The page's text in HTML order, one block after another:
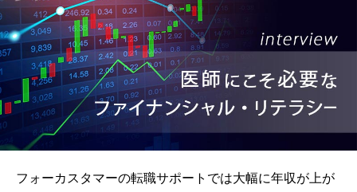
フォーカスタマーの転職サポートでは大幅に年収が上が